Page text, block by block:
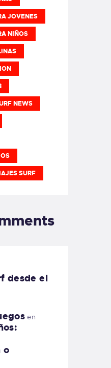
JOVENES
NIÑOS
NEWS
SURF
desde el
en
o